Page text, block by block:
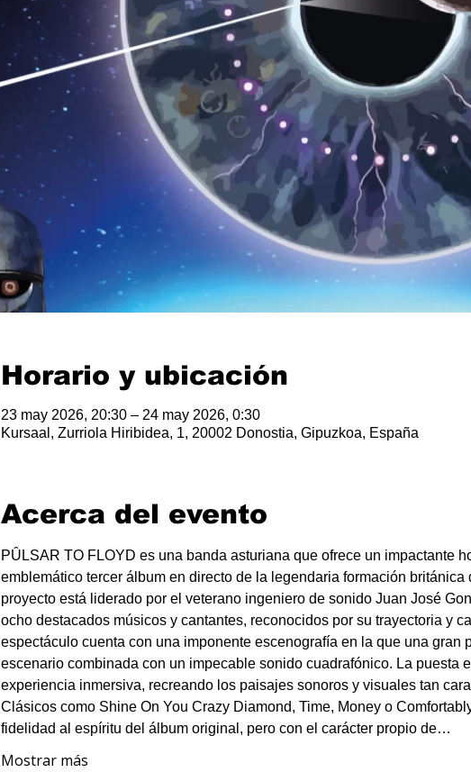
Horario y ubicación
23 may 2026, 20:30 – 24 may 2026, 0:30
Kursaal, Zurriola Hiribidea, 1, 20002 Donostia, Gipuzkoa, España
Acerca del evento
PÛLSAR TO FLOYD es una banda asturiana que ofrece un impactante
emblemático tercer álbum en directo de la legendaria formación
proyecto está liderado por el veterano ingeniero de sonido Juan José
ocho destacados músicos y cantantes, reconocidos por su trayectoria y
espectáculo cuenta con una imponente escenografía en la que una gran
escenario combinada con un impecable sonido cuadrafónico. La puesta
experiencia inmersiva, recreando los paisajes sonoros y visuales tan
Clásicos como Shine On You Crazy Diamond, Time, Money o
fidelidad al espíritu del álbum original, pero con el carácter propio de…
Mostrar más